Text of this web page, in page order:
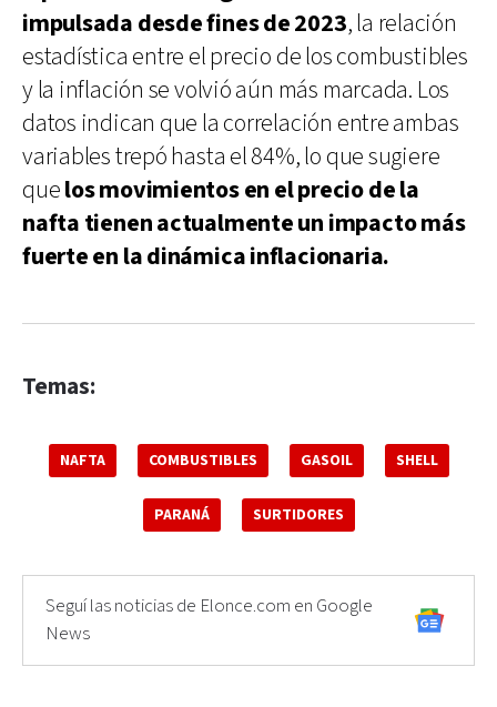
impulsada desde fines de 2023, la relación
estadística entre el precio de los combustibles
y la inflación se volvió aún más marcada. Los
datos indican que la correlación entre ambas
variables trepó hasta el 84%, lo que sugiere
quelos movimientos en el precio de la
nafta tienen actualmente un impacto más
fuerte en la dinámica inflacionaria.
Temas:
NAFTA COMBUSTIBLES GASOIL SHELL
PARANÁ SURTIDORES
Seguí las noticias de Elonce.com en Google
News